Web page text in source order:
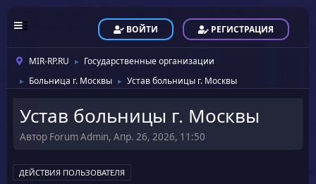
ВОЙТИ РЕГИСТРАЦИЯ
MIR-RP.RU ► Государственные организации
► Больница г. Москвы ► Устав больницы г. Москвы
Устав больницы г. Москвы
Автор Forum Admin, Апр. 26, 2026, 11:50
ДЕЙСТВИЯ ПОЛЬЗОВАТЕЛЯ